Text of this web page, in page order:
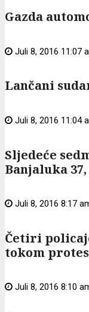
Gazda
Juli 8, 2016 11:07
Lančani
Juli 8, 2016 11:04
Sljedeće
Banjaluka
Juli 8, 2016 8:17
Četiri
tokom
Juli 8, 2016 8:10